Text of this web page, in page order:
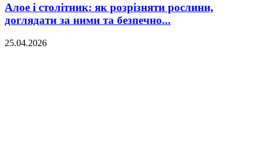
Алое і столітник: як розрізняти рослини,
доглядати за ними та безпечно...
25.04.2026